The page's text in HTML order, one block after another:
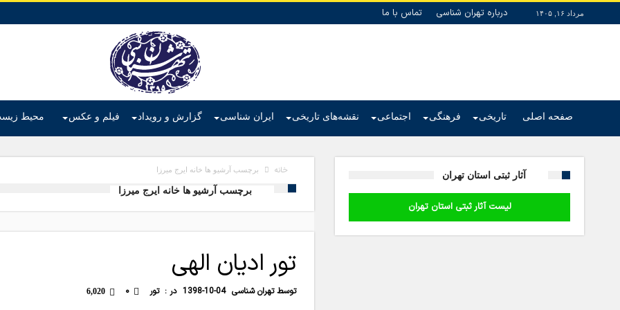
مرداد ۱۶, ۱۴۰۵ درباره تهران شناسی تماس با ما
صفحه اصلی تاریخی فرهنگی اجتماعی نقشه‌های تاریخی ایران شناسی گزارش و رویداد فیلم و عکس محیط
خانه برچسب آرشیو ها خانه ایرج میرزا
برچسب آرشیو ها خانه ایرج میرزا
تور ادیان الهی
توسطتهران شناسی 1398-10-04 در :تور ۰ 6,020
آثار ثبتی استان تهران
لیست آثار ثبتی استان تهران